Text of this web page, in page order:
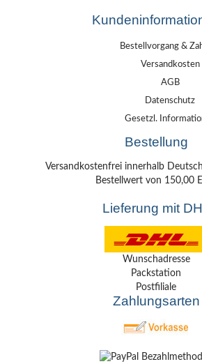
Bestellvorgang &
Versandkosten
AGB
Datenschutz
Gesetzl.
Bestellung
Versandkostenfrei innerhalb
Bestellwert von 150,00
Lieferung mit
Wunschadresse
Packstation
Postfiliale
Zahlungsarten